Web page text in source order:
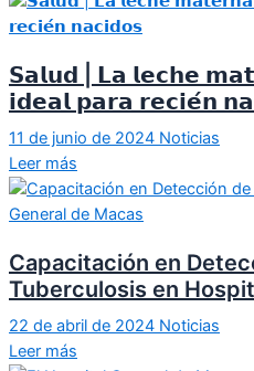
𝗦𝗮𝗹𝘂𝗱 | 𝗟𝗮 𝗹𝗲𝗰𝗵𝗲
𝗶𝗱𝗲𝗮𝗹 𝗽𝗮𝗿𝗮 𝗿𝗲𝗰𝗶𝗲́𝗻
11 de junio de 2024 Noticias
Leer más
Capacitación en
Tuberculosis en
22 de abril de 2024 Noticias
Leer más